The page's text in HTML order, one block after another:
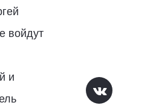
войдут
и